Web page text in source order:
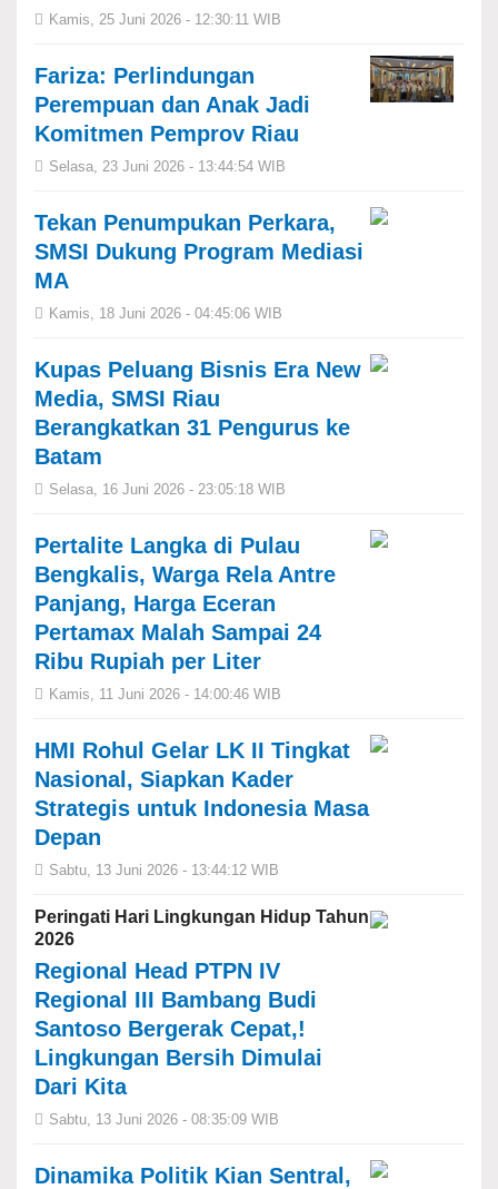
Kamis, 25 Juni 2026 - 12:30:11 WIB
Fariza: Perlindungan
Perempuan dan Anak Jadi
Komitmen Pemprov Riau
Selasa, 23 Juni 2026 - 13:44:54 WIB
Tekan Penumpukan Perkara,
SMSI Dukung Program Mediasi
MA
Kamis, 18 Juni 2026 - 04:45:06 WIB
Kupas Peluang Bisnis Era New
Media, SMSI Riau
Berangkatkan 31 Pengurus ke
Batam
Selasa, 16 Juni 2026 - 23:05:18 WIB
Pertalite Langka di Pulau
Bengkalis, Warga Rela Antre
Panjang, Harga Eceran
Pertamax Malah Sampai 24
Ribu Rupiah per Liter
Kamis, 11 Juni 2026 - 14:00:46 WIB
HMI Rohul Gelar LK II Tingkat
Nasional, Siapkan Kader
Strategis untuk Indonesia Masa
Depan
Sabtu, 13 Juni 2026 - 13:44:12 WIB
Peringati Hari Lingkungan Hidup Tahun
2026
Regional Head PTPN IV
Regional III Bambang Budi
Santoso Bergerak Cepat,!
Lingkungan Bersih Dimulai
Dari Kita
Sabtu, 13 Juni 2026 - 08:35:09 WIB
​Dinamika Politik Kian Sentral,